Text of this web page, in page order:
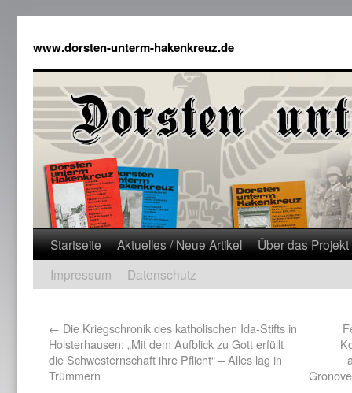
www.dorsten-unterm-hakenkreuz.de
Startseite Aktuelles / Neue Artikel
Über das Projekt
Impressum
Datenschutz
← Die Kriegschronik des katholischen Ida-Stifts in
Holsterhausen: „Mit dem Aufblick zu Gott erfüllt
die Schwesternschaft ihre Pflicht“ – Alles lag in
Trümmern